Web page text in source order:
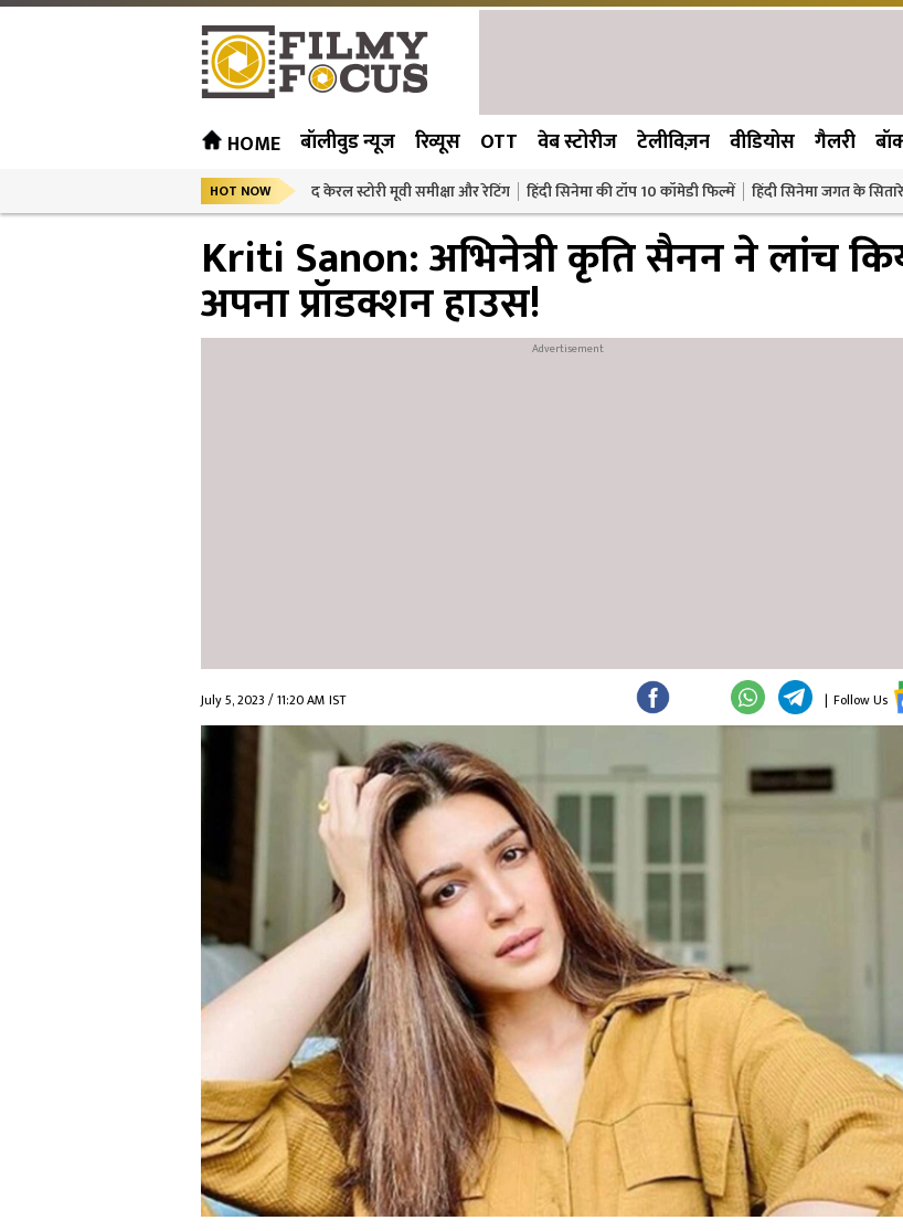
HOME बॉलीवुड न्यूज रिव्यूस OTT वेब स्टोरीज टेलीविज़न वीडियोस गैलरी
HOT NOW द केरल स्टोरी मूवी समीक्षा और रेटिंग हिंदी सिनेमा की टॉप 10 कॉमेडी फिल्में हिंदी सिनेमा जगत के
Kriti Sanon: अभिनेत्री कृति सैनन ने लांच
अपना प्रॉडक्शन हाउस!
July 5, 2023 / 11:20 AM IST | Follow Us